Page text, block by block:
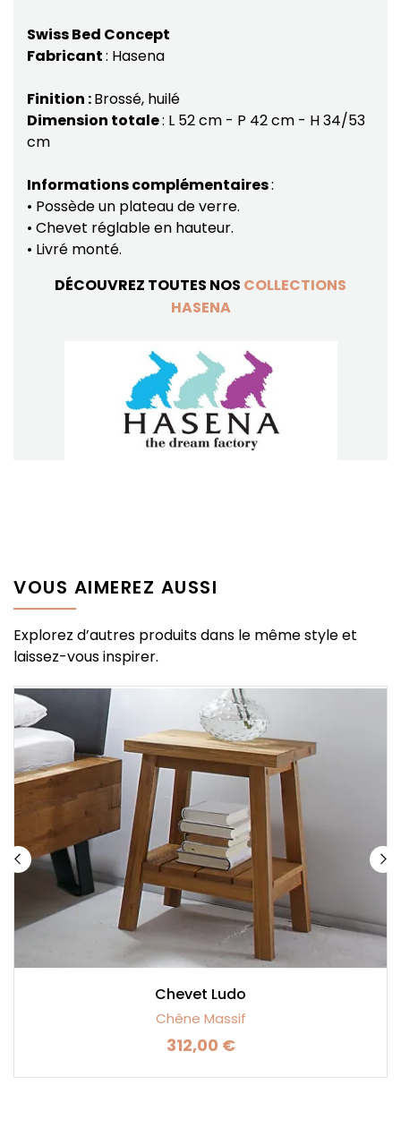
Swiss Bed Concept
Fabricant: Hasena
Finition :Brossé, huilé
Dimension totale: L 52 cm - P 42 cm - H 34/53
cm
Informations complémentaires:
• Possède un plateau de verre.
• Chevet réglable en hauteur.
• Livré monté.
DÉCOUVREZ TOUTES NOS COLLECTIONS
HASENA
VOUS AIMEREZ AUSSI
Explorez d’autres produits dans le même style et
laissez-vous inspirer.
Chevet Ludo
Chêne Massif
Prix
312,00 €